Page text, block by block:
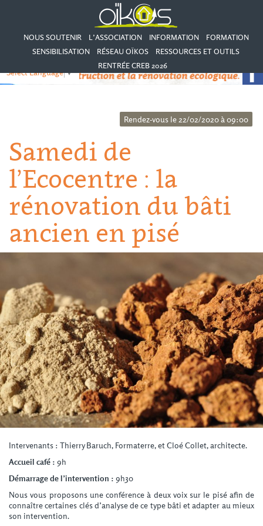
NOUS SOUTENIR L’ASSOCIATION INFORMATION
FORMATION
SENSIBILISATION
RÉSEAU OÏKOS
RESSOURCES ET OUTILS
RENTRÉE CREB 2026
Select Language▼
Rendez-vous le 22/02/2020 à 09:00
Samedi de
l’Ecocentre : la
rénovation du bâti
ancien en pisé
Intervenants : Thierry Baruch, Formaterre, et Cloé Collet, architecte.
Accueil café : 9h
Démarrage de l’intervention : 9h30
Nous vous proposons une conférence à deux voix sur le pisé afin de
connaître certaines clés d’analyse de ce type bâti et adapter au mieux
son intervention.